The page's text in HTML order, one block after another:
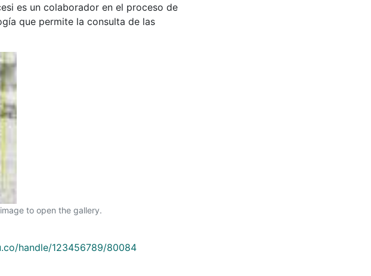
es un colaborador en el proceso de
que permite la consulta de las
to open the gallery.
handle/123456789/80084